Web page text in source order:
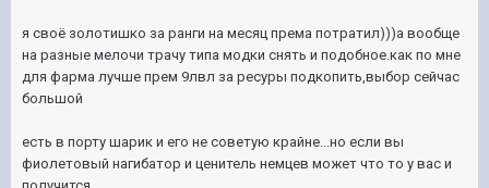
я своё золотишко за ранги на месяц према потратил)))а вообще
на разные мелочи трачу типа модки снять и подобное.как по мне
для фарма лучше прем 9лвл за ресуры подкопить,выбор сейчас
большой
есть в порту шарик и его не советую крайне...но если вы
фиолетовый нагибатор и ценитель немцев может что то у вас и